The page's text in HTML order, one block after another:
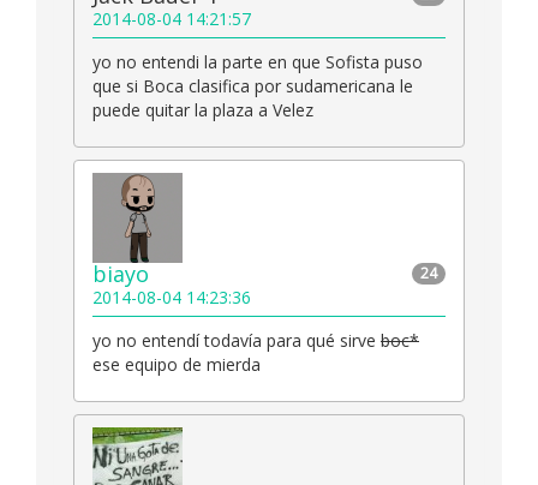
2014-08-04 14:21:57
yo no entendi la parte en que Sofista puso
que si Boca clasifica por sudamericana le
puede quitar la plaza a Velez
24
biayo
2014-08-04 14:23:36
yo no entendí todavía para qué sirve boc*
ese equipo de mierda